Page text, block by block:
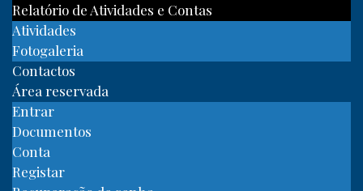
Relatório de Atividades e Contas
Atividades
Fotogaleria
Contactos
Área reservada
Entrar
Documentos
Conta
Registar